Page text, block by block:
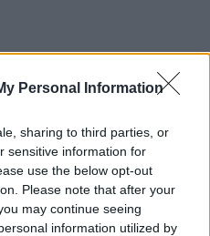
Personal Information
sharing to third parties, or
sensitive information for
use the below opt-out
Please note that after your
may continue seeing
information utilized by